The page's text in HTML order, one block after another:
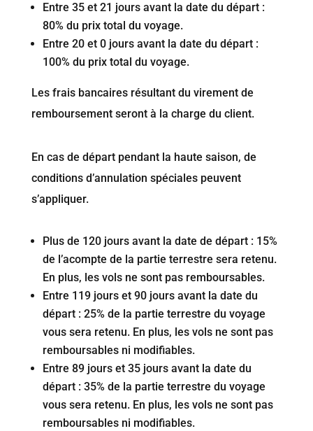
Entre 35 et 21 jours avant la date du départ :
80% du prix total du voyage.
Entre 20 et 0 jours avant la date du départ :
100% du prix total du voyage.
Les frais bancaires résultant du virement de
remboursement seront à la charge du client.
En cas de départ pendant la haute saison, de
conditions d’annulation spéciales peuvent
s’appliquer.
Plus de 120 jours avant la date de départ : 15%
de l’acompte de la partie terrestre sera retenu.
En plus, les vols ne sont pas remboursables.
Entre 119 jours et 90 jours avant la date du
départ : 25% de la partie terrestre du voyage
vous sera retenu. En plus, les vols ne sont pas
remboursables ni modifiables.
Entre 89 jours et 35 jours avant la date du
départ : 35% de la partie terrestre du voyage
vous sera retenu. En plus, les vols ne sont pas
remboursables ni modifiables.